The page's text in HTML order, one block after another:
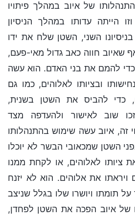
של איוב במהלך פיתויו
הייתה עדותו במהלך הניסיון
השני, השטן שלח את ידו
שאיוב חווה כאב גדול מאי-פעם,
כדי להמם את בני האדם. הוא עשה
ובציותו לאלוהים, כמו גם
כדי להביס את השטן בשנית,
זכו שוב לאישור ולהעדפה מצד
זה, איוב עשה שימוש בהתנהלותו
השטן שמכאובי הבשר לא יוכלו
ציותו לאלוהים, או לקחת ממנו
ויראתו את אלוהים. הוא לא יזנח
על תומתו ויושרו שלו בגלל שניצב
של איוב הפכה את השטן לפחדן,